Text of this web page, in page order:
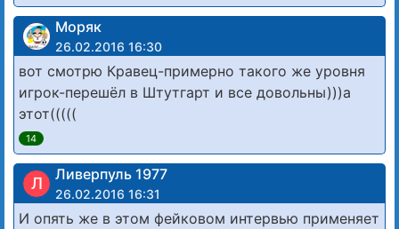
Моряк
26.02.2016 16:30
вот смотрю Кравец-примерно такого же уровня
игрок-перешёл в Штутгарт и все довольны)))а
этот(((((
14
Л Ливерпуль 1977
26.02.2016 16:31
И опять же в этом фейковом интервью применяет